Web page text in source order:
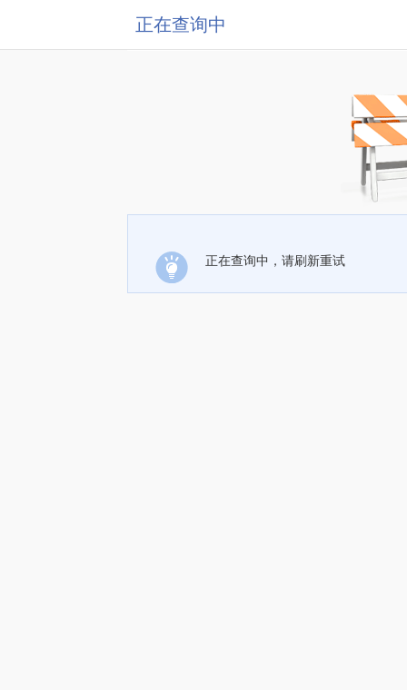
正在查询中
正在查询中，请刷新重试